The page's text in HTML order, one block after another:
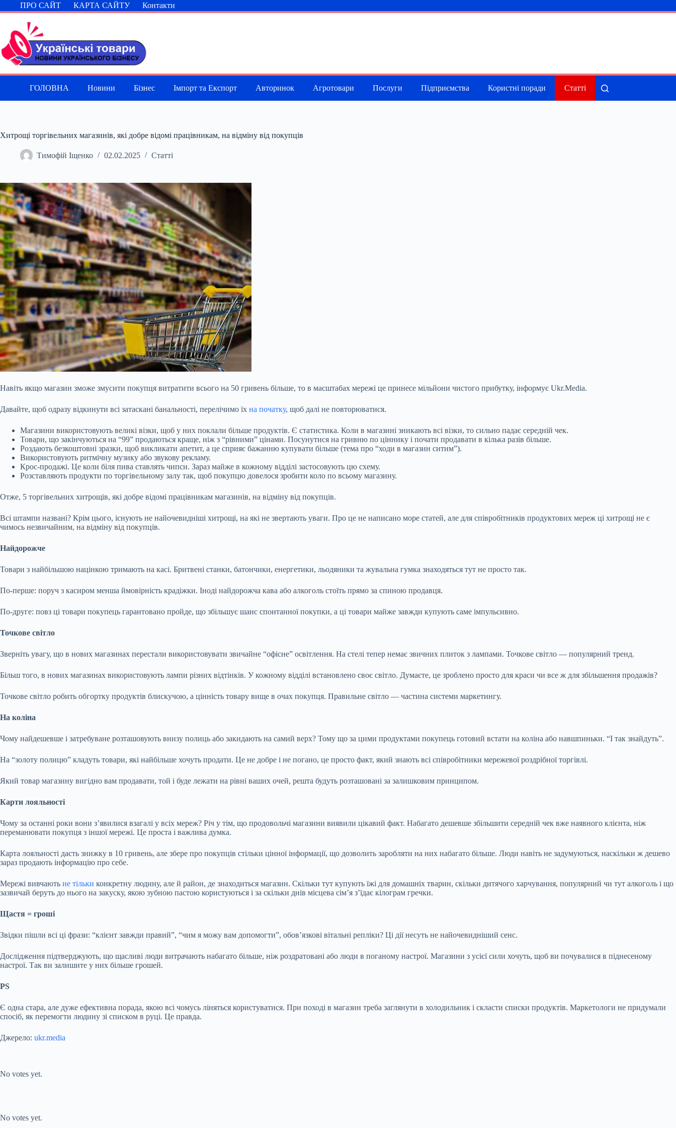
Перейти
до
ПРО САЙТ КАРТА САЙТУ Контакти
ГОЛОВНА Новини Бізнес Імпорт та Експорт Авторинок Агротовари Послуги Підприємства Користні поради Статті
Хитрощі торгівельних магазинів, які добре відомі працівникам, на відміну від покупців
Тимофій Іщенко 02.02.2025 Статті
Навіть якщо магазин зможе змусити покупця витратити всього на 50 гривень більше, то в масштабах мережі це принесе мільйони чистого прибутку, інформує Ukr.Media.
Давайте, щоб одразу відкинути всі затаскані банальності, перелічимо їх на початку, щоб далі не повторюватися.
Магазини використовують великі візки, щоб у них поклали більше продуктів. Є статистика. Коли в магазині зникають всі візки, то сильно падає середній чек.
Товари, що закінчуються на “99” продаються краще, ніж з “рівними” цінами. Посунутися на гривню по ціннику і почати продавати в кілька разів більше.
Роздають безкоштовні зразки, щоб викликати апетит, а це сприяє бажанню купувати більше (тема про “ходи в магазин ситим”).
Використовують ритмічну музику або звукову рекламу.
Крос-продажі. Це коли біля пива ставлять чипси. Зараз майже в кожному відділі застосовують цю схему.
Розставляють продукти по торгівельному залу так, щоб покупцю довелося зробити коло по всьому магазину.
Отже, 5 торгівельних хитрощів, які добре відомі працівникам магазинів, на відміну від покупців.
Всі штампи названі? Крім цього, існують не найочевидніші хитрощі, на які не звертають уваги. Про це не написано море статей, але для співробітників продуктових мереж ці хитрощі не є
чимось незвичайним, на відміну від покупців.
Найдорожче
Товари з найбільшою націнкою тримають на касі. Бритвені станки, батончики, енергетики, льодяники та жувальна гумка знаходяться тут не просто так.
По-перше: поруч з касиром менша ймовірність крадіжки. Іноді найдорожча кава або алкоголь стоїть прямо за спиною продавця.
По-друге: повз ці товари покупець гарантовано пройде, що збільшує шанс спонтанної покупки, а ці товари майже завжди купують саме імпульсивно.
Точкове світло
Зверніть увагу, що в нових магазинах перестали використовувати звичайне “офісне” освітлення. На стелі тепер немає звичних плиток з лампами. Точкове світло — популярний тренд.
Більш того, в нових магазинах використовують лампи різних відтінків. У кожному відділі встановлено своє світло. Думаєте, це зроблено просто для краси чи все ж для збільшення продажів?
Точкове світло робить обгортку продуктів блискучою, а цінність товару вище в очах покупця. Правильне світло — частина системи маркетингу.
На коліна
Чому найдешевше і затребуване розташовують внизу полиць або закидають на самий верх? Тому що за цими продуктами покупець готовий встати на коліна або навшпиньки. “І так знайдуть”.
На “золоту полицю” кладуть товари, які найбільше хочуть продати. Це не добре і не погано, це просто факт, який знають всі співробітники мережевої роздрібної торгівлі.
Який товар магазину вигідно вам продавати, той і буде лежати на рівні ваших очей, решта будуть розташовані за залишковим принципом.
Карти лояльності
Чому за останні роки вони з’явилися взагалі у всіх мереж? Річ у тім, що продовольчі магазини виявили цікавий факт. Набагато дешевше збільшити середній чек вже наявного клієнта, ніж
переманювати покупця з іншої мережі. Це проста і важлива думка.
Карта лояльності дасть знижку в 10 гривень, але збере про покупців стільки цінної інформації, що дозволить заробляти на них набагато більше. Люди навіть не задумуються, наскільки ж дешево
зараз продають інформацію про себе.
Мережі вивчають не тільки конкретну людину, але й район, де знаходиться магазин. Скільки тут купують їжі для домашніх тварин, скільки дитячого харчування, популярний чи тут алкоголь і що
зазвичай беруть до нього на закуску, якою зубною пастою користуються і за скільки днів місцева сім’я з’їдає кілограм гречки.
Щастя = гроші
Звідки пішли всі ці фрази: “клієнт завжди правий”, “чим я можу вам допомогти”, обов’язкові вітальні репліки? Ці дії несуть не найочевидніший сенс.
Дослідження підтверджують, що щасливі люди витрачають набагато більше, ніж роздратовані або люди в поганому настрої. Магазини з усієї сили хочуть, щоб ви почувалися в піднесеному
настрої. Так ви залишите у них більше грошей.
PS
Є одна стара, але дуже ефективна порада, якою всі чомусь ліняться користуватися. При поході в магазин треба заглянути в холодильник і скласти списки продуктів. Маркетологи не придумали
спосіб, як перемогти людину зі списком в руці. Це правда.
Джерело: ukr.media
No votes yet.
No votes yet.